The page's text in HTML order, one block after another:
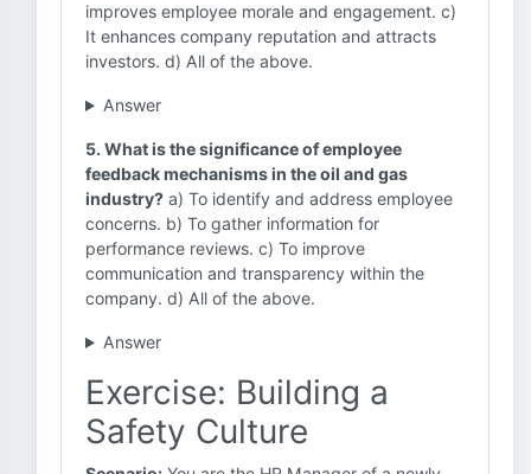
improves employee morale and engagement. c)
It enhances company reputation and attracts
investors. d) All of the above.
Answer
5. What is the significance of employee
feedback mechanisms in the oil and gas
industry? a) To identify and address employee
concerns. b) To gather information for
performance reviews. c) To improve
communication and transparency within the
company. d) All of the above.
Answer
Exercise: Building a
Safety Culture